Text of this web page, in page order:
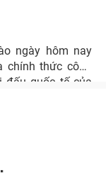
ngày hôm nay
chính thức công
đấu quốc tế của